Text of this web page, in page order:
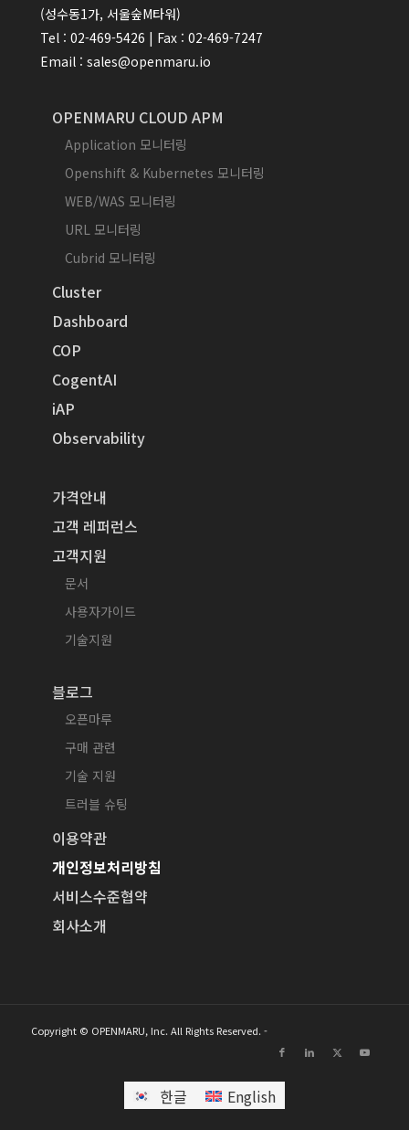
(성수동1가, 서울숲M타워)
Tel : 02-469-5426 | Fax : 02-469-7247
Email : sales@openmaru.io
OPENMARU CLOUD APM
Application 모니터링
Openshift & Kubernetes 모니터링
WEB/WAS 모니터링
URL 모니터링
Cubrid 모니터링
Cluster
Dashboard
COP
CogentAI
iAP
Observability
가격안내
고객 레퍼런스
고객지원
문서
사용자가이드
기술지원
블로그
오픈마루
구매 관련
기술 지원
트러블 슈팅
이용약관
개인정보처리방침
서비스수준협약
회사소개
Copyright © OPENMARU, Inc. All Rights Reserved. -
한글 English